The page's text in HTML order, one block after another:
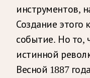
инструментов,
Создание
событие. Но то,
истинной
Весной 1887